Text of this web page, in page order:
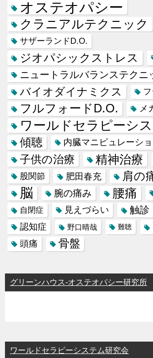
オステオパシー
クラニアルテクニック
サザーランドD.O.
ジオパシックストレス
ニュートラルバランステクニ
バイオダイナミクス
フルフォードD.O. メ
ワールドセラピーシ
傾聴 内臓マニピュレーシ
子供の治療 精神治療
股関節 肥田春充 肩の
脳 腕の痛み 腰痛
自閉症 見えづらい 触診
認知症 野口晴哉 難聴
頭痛 骨盤
グリーンハウス-オステオパシー研究所
ワールドセラピーシステム研究会